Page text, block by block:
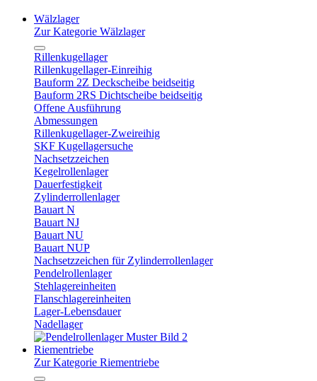
Wälzlager
Zur Kategorie Wälzlager
Rillenkugellager
Rillenkugellager-Einreihig
Bauform 2Z Deckscheibe beidseitig
Bauform 2RS Dichtscheibe beidseitig
Offene Ausführung
Abmessungen
Rillenkugellager-Zweireihig
SKF Kugellagersuche
Nachsetzzeichen
Kegelrollenlager
Dauerfestigkeit
Zylinderrollenlager
Bauart N
Bauart NJ
Bauart NU
Bauart NUP
Nachsetzzeichen für Zylinderrollenlager
Pendelrollenlager
Stehlagereinheiten
Flanschlagereinheiten
Lager-Lebensdauer
Nadellager
Riementriebe
Zur Kategorie Riementriebe